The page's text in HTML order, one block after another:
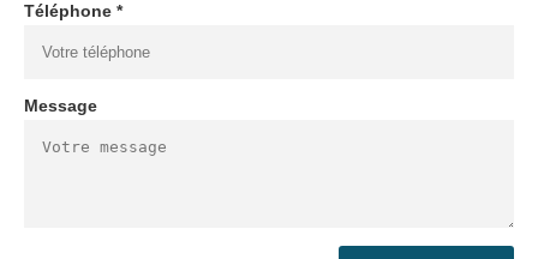
Téléphone *
Message